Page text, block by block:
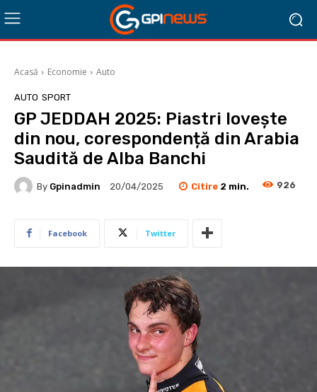
Acasă Economie Auto
AUTO SPORT
GP JEDDAH 2025: Piastri lovește
din nou, corespondență din Arabia
Saudită de Alba Banchi
By Gpinadmin 20/04/2025 Citire 2 min. 926
Facebook Twitter